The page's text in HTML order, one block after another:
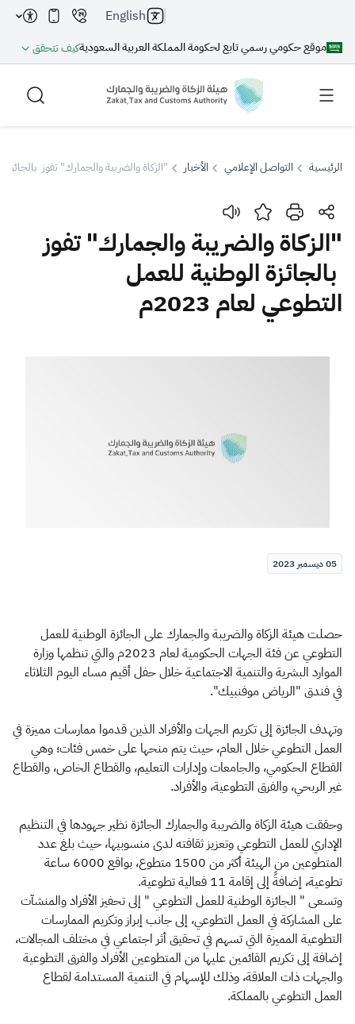
موقع حكومي رسمي تابع لحكومة المملكة العربية السعوديةكيف تتحقق
English
بحث
بحث بحث AI
اقتراحات
الزكاة الجمارك
ضريبة القيمة المضافة
الرئيسية التواصل الإعلامي الأخبار "الزكاة والضريبة والجمارك" تفوز بالجائزة
"الزكاة والضريبة والجمارك" تفوز
بالجائزة الوطنية للعمل
التطوعي لعام 2023م
05 ديسمبر 2023
حصلت هيئة الزكاة والضريبة والجمارك على الجائزة الوطنية للعمل
التطوعي عن فئة الجهات الحكومية لعام 2023م والتي تنظمها وزارة
الموارد البشرية والتنمية الاجتماعية خلال حفل أقيم مساء اليوم الثلاثاء
في فندق "الرياض موفنبيك".
وتهدف الجائزة إلى تكريم الجهات والأفراد الذين قدموا ممارسات مميزة في
العمل التطوعي خلال العام، حيث يتم منحها على خمس فئات؛ وهي
القطاع الحكومي، والجامعات وإدارات التعليم، والقطاع الخاص، والقطاع
غير الربحي، والفرق التطوعية، والأفراد.
وحققت هيئة الزكاة والضريبة والجمارك الجائزة نظير جهودها في التنظيم
الإداري للعمل التطوعي وتعزيز ثقافته لدى منسوبيها، حيث بلغ عدد
المتطوعين من الهيئة أكثر من 1500 متطوع، بواقع 6000 ساعة
تطوعية، إضافةً إلى إقامة 11 فعالية تطوعية.
وتسعى " الجائزة الوطنية للعمل التطوعي " إلى تحفيز الأفراد والمنشآت
على المشاركة في العمل التطوعي، إلى جانب إبراز وتكريم الممارسات
التطوعية المميزة التي تسهم في تحقيق أثر اجتماعي في مختلف المجالات،
إضافة إلى تكريم القائمين عليها من المتطوعين الأفراد والفرق التطوعية
والجهات ذات العلاقة، وذلك للإسهام في التنمية المستدامة لقطاع
العمل التطوعي بالمملكة.